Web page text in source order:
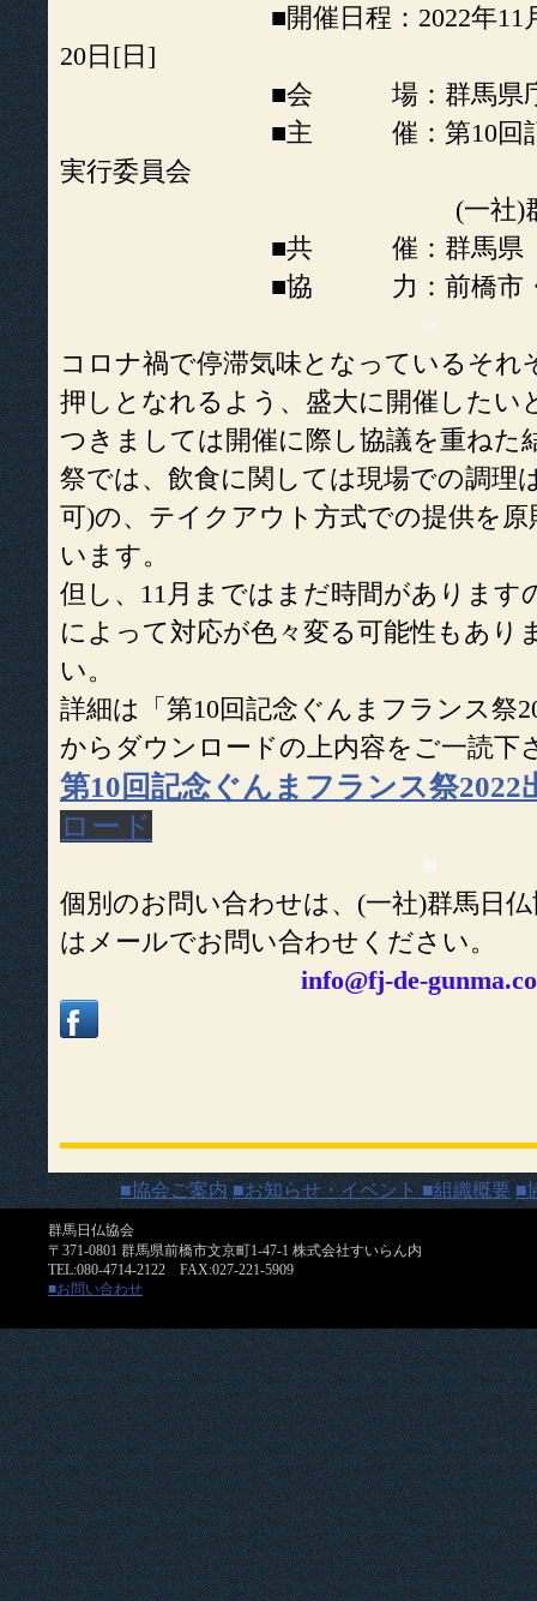
■開催日程：2022年11月18
20日[日]
■会 場：群馬県庁舎１
■主 催：第10回記念ぐ
実行委員会
(一社)群馬日
■共 催：群馬県
■協 力：前橋市・富岡
コロナ禍で停滞気味となっているそれ
押しとなれるよう、盛大に開催したい
つきましては開催に際し協議を重ねた
祭では、飲食に関しては現場での調理
可)の、テイクアウト方式での提供を
います。
但し、11月まではまだ時間があります
によって対応が色々変る可能性もあり
い。
詳細は「第10回記念ぐんまフランス祭
からダウンロードの上内容をご一読下
第10回記念ぐんまフランス祭2022
ロード
個別のお問い合わせは、(一社)群馬日
はメールでお問い合わせください。
info@fj-de-
■協会ご案内 ■お知らせ・イベント ■組織概要 ■
群馬日仏協会
〒371-0801 群馬県前橋市文京町1-47-1 株式会社すいらん内
TEL:080-4714-2122 FAX:027-221-5909
■お問い合わせ